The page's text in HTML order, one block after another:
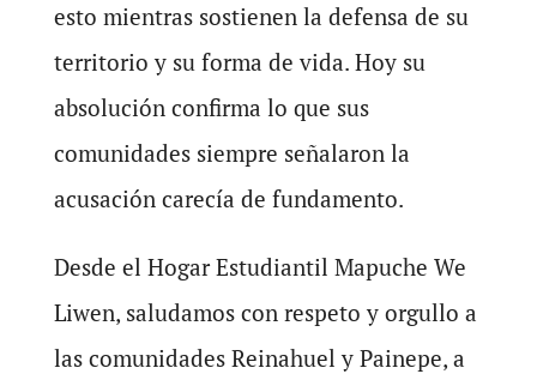
esto mientras sostienen la defensa de su
territorio y su forma de vida. Hoy su
absolución confirma lo que sus
comunidades siempre señalaron la
acusación carecía de fundamento.
Desde el Hogar Estudiantil Mapuche We
Liwen, saludamos con respeto y orgullo a
las comunidades Reinahuel y Painepe, a